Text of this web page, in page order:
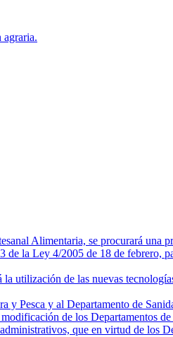
agraria.
Alimentaria, se procurará una
de la Ley 4/2005 de 18 de febrero,
utilización de las nuevas
Pesca y al Departamento de
de los Departamentos
que en virtud de los